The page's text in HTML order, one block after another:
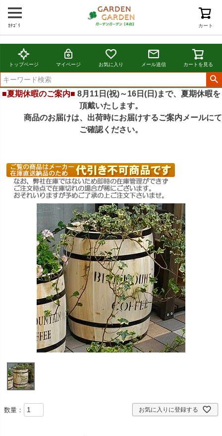
カート
ｶﾃｺﾞﾘ
トップページ マイページ お気に入り メール送信 カートを見る
■夏期休暇のご案内■ 8月11日(祝)～16日(日)まで、夏期休暇を
頂戴いたします。
商品のお届けは、出荷時にお届けするご案内メールにて
ご確認ください。
お気に入りに登録する
数量：